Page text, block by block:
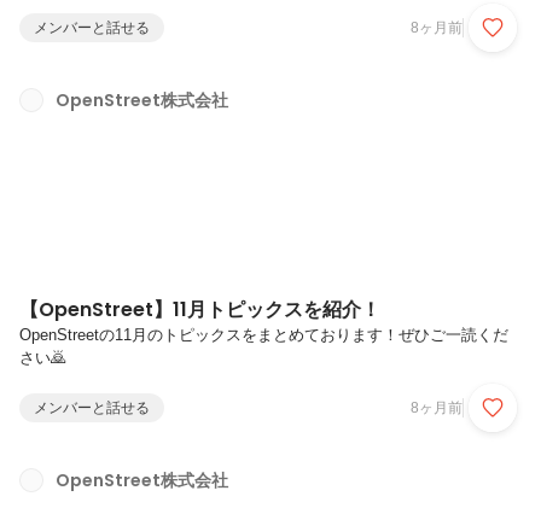
続々開催中！私たちのミッション、事業内容、そして何よりも「働くリ
具体的な仕事内容やキャリアパス、そして企業文化について深く掘り下
げてお話しします。一方的な説明ではなく、質疑応答の時間もたっぷり
メンバーと話せる 8ヶ月前
OpenStreet株式会社
【OpenStreet】11月トピックスを紹介！
OpenStreetの11月のトピックスをまとめております！ぜひご一読くだ
さい🙇
メンバーと話せる 8ヶ月前
OpenStreet株式会社